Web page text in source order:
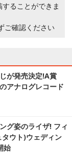
ることができま
ご確認ください
が発売決定!A賞
アナログレコード
グ姿のライザ! フィ
ウト)ウェディン
始